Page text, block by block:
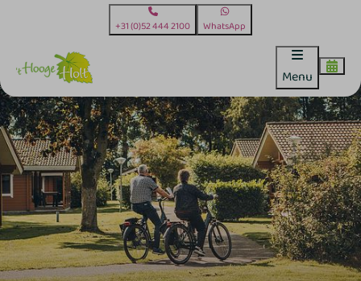
+31 (0)52 444 2100 WhatsApp
Menu